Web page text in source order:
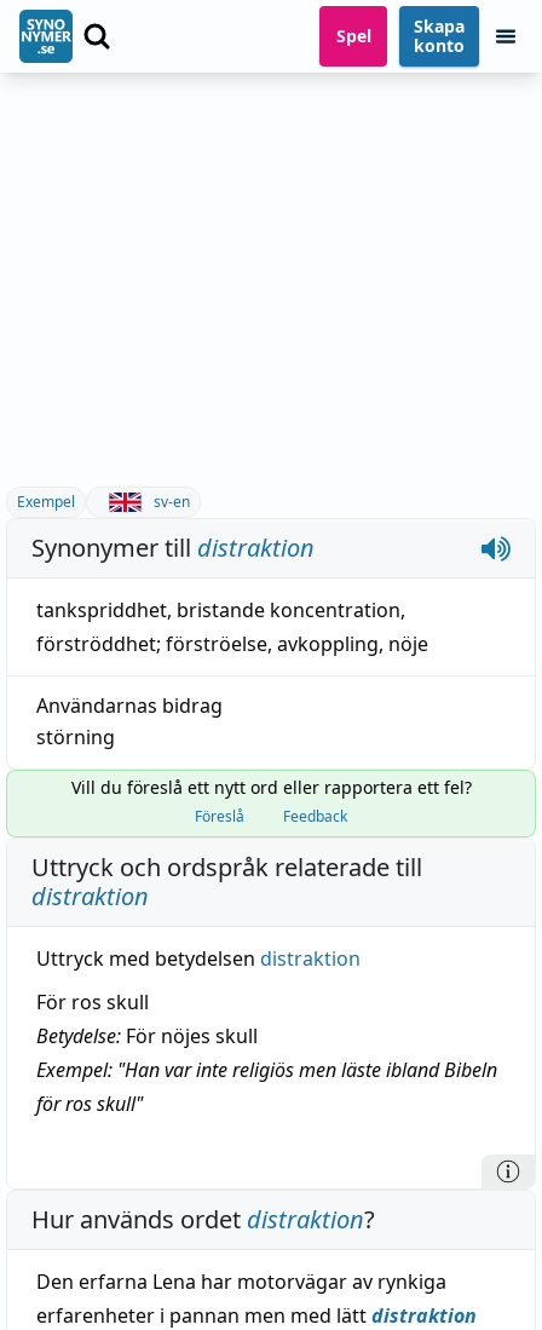
Spel
Skapa
konto
Exempel sv-en
Synonymer till distraktion
tankspriddhet, bristande koncentration,
förströddhet; förströelse, avkoppling, nöje
Användarnas bidrag
störning
Vill du föreslå ett nytt ord eller rapportera ett fel?
Föreslå Feedback
Uttryck och ordspråk relaterade till
distraktion
Uttryck med betydelsen distraktion
För ros skull
Betydelse: För nöjes skull
Exempel: "Han var inte religiös men läste ibland Bibeln
för ros skull"
Hur används ordet distraktion?
Den erfarna Lena har motorvägar av rynkiga
erfarenheter i pannan men med lättdistraktion